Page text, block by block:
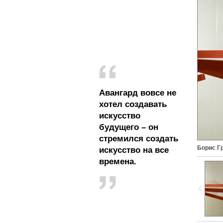
Авангард вовсе не
хотел создавать
искусство
будущего – он
стремился создать
искусство на все
времена.
Борис